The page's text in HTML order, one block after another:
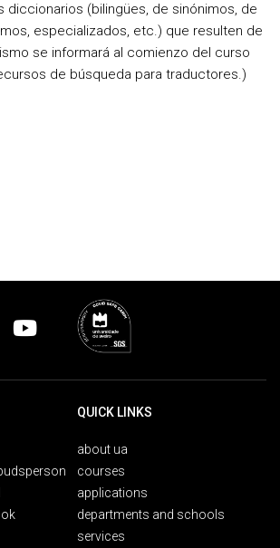
diccionarios (bilingües, de sinónimos, de
especializados, etc.) que resulten de
se informará al comienzo del curso
de búsqueda para traductores.)
QUICK LINKS
about ua
courses
applications
departments and schools
services